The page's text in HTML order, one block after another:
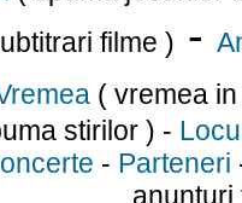
filme ) -
( vremea
stirilor ) -
- Parteneri
anunturi